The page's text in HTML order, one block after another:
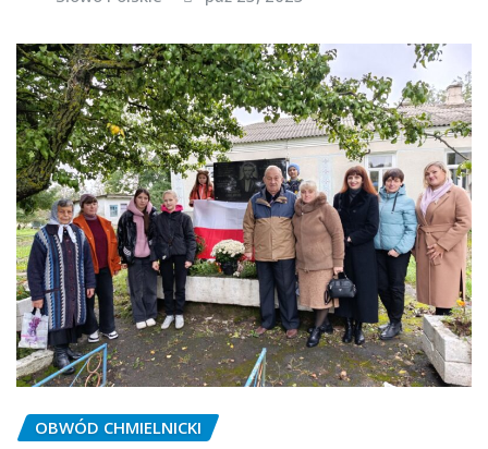
OBWÓD CHMIELNICKI